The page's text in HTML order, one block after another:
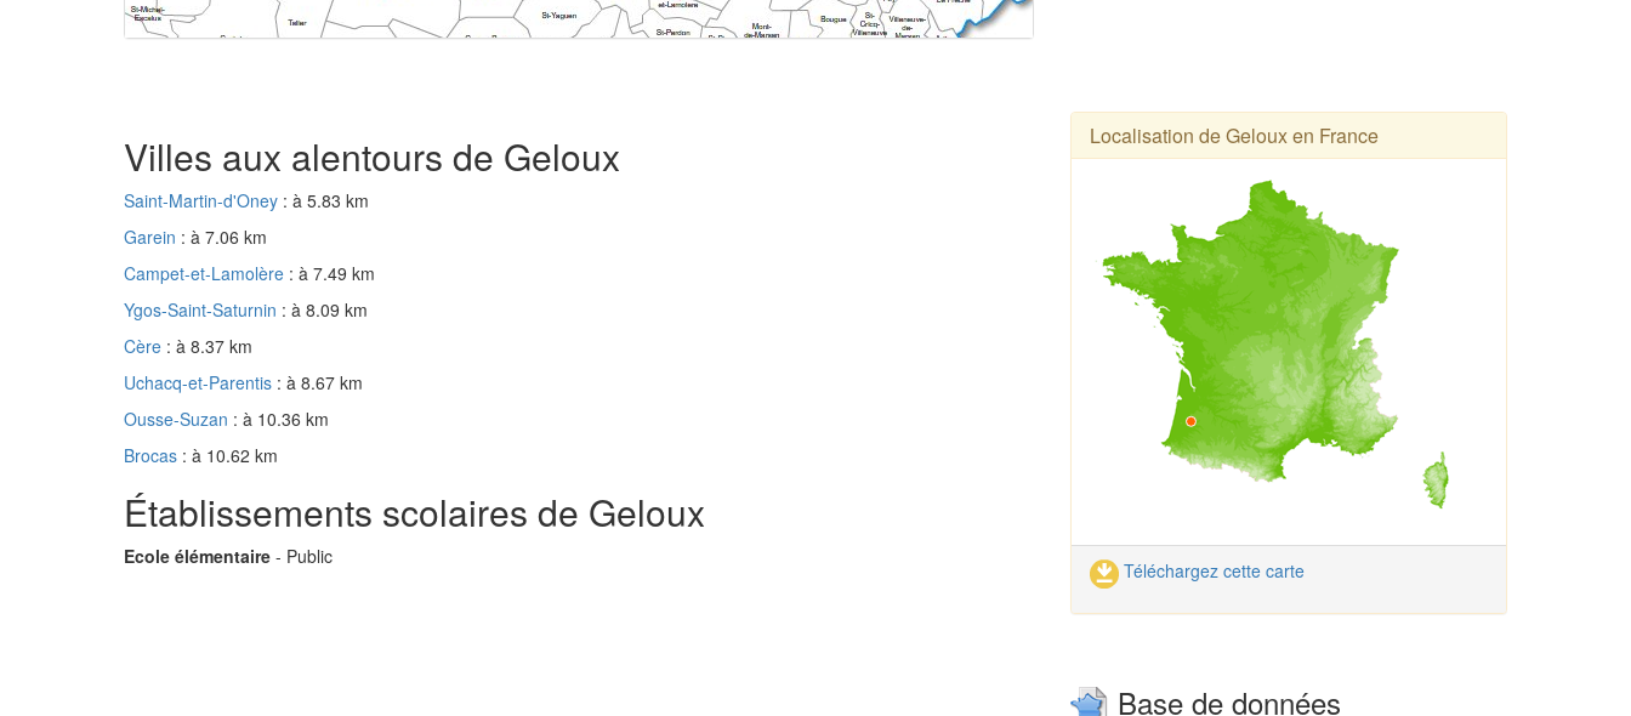
Villes aux alentours de Geloux
Saint-Martin-d'Oney : à 5.83 km
Garein : à 7.06 km
Campet-et-Lamolère : à 7.49 km
Ygos-Saint-Saturnin : à 8.09 km
Cère : à 8.37 km
Uchacq-et-Parentis : à 8.67 km
Ousse-Suzan : à 10.36 km
Brocas : à 10.62 km
Établissements scolaires de Geloux
Ecole élémentaire - Public
Localisation de Geloux en France
Téléchargez cette carte
Base de données